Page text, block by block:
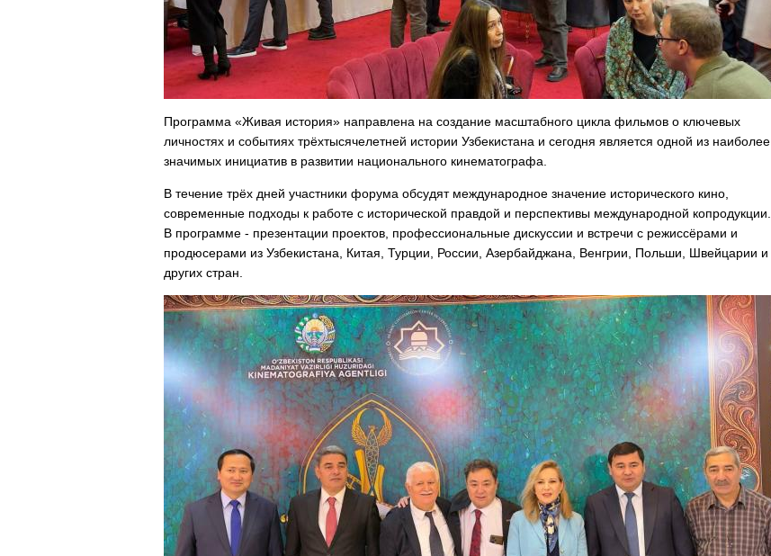
Программа «Живая история» направлена на создание масштабного цикла фильмов о ключевых
личностях и событиях трёхтысячелетней истории Узбекистана и сегодня является одной из наиболее
значимых инициатив в развитии национального кинематографа.
В течение трёх дней участники форума обсудят международное значение исторического кино,
современные подходы к работе с исторической правдой и перспективы международной копродукции.
В программе - презентации проектов, профессиональные дискуссии и встречи с режиссёрами и
продюсерами из Узбекистана, Китая, Турции, России, Азербайджана, Венгрии, Польши, Швейцарии и
других стран.